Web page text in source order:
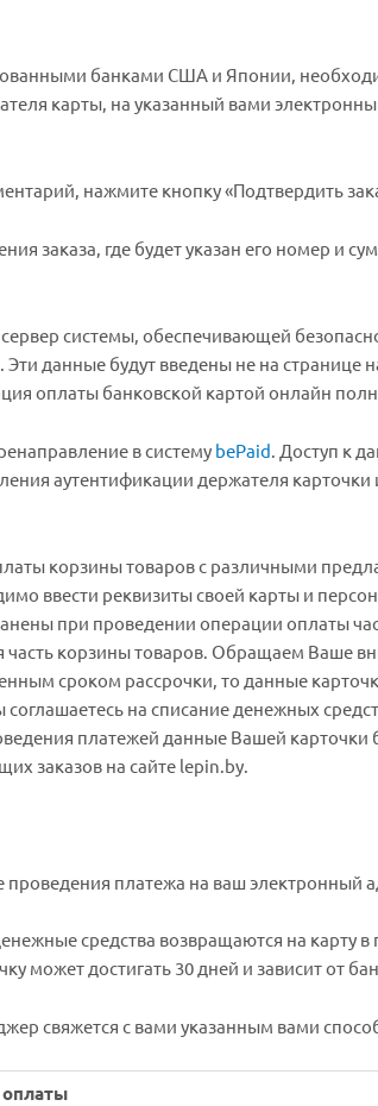
банками США и Японии,
карты, на указанный вами
нажмите кнопку «Подтвердить
заказа, где будет указан его номер и
системы, обеспечивающей
данные будут введены не на странице
оплаты банковской картой онлайн
в систему bePaid. Доступ к
аутентификации держателя
корзины товаров с различными
ввести реквизиты своей карты и
при проведении операции оплаты
корзины товаров. Обращаем Ваше
сроком рассрочки, то данные
на списание денежных
платежей данные Вашей карточки
заказов на сайте lepin.by.
платежа на ваш электронный
средства возвращаются на карту
может достигать 30 дней и зависит от
свяжется с вами указанным вами